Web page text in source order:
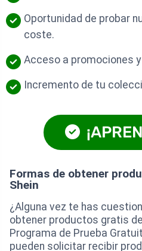
Oportunidad de probar
coste.
Acceso a promociones
Incremento de tu
Formas de obtener
Shein
¿Alguna vez te has
obtener productos gratis
Programa de Prueba
pueden solicitar recibir